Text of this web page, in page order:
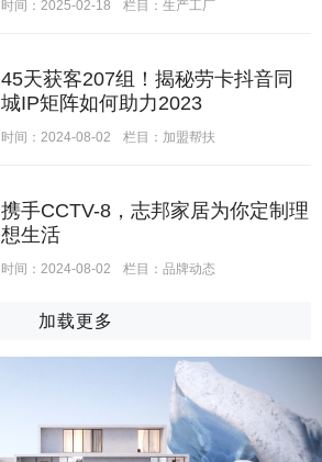
时间：2025-02-18 栏目： 生产工厂
45天获客207组！揭秘劳卡抖音同
城IP矩阵如何助力2023
时间：2024-08-02 栏目： 加盟帮扶
携手CCTV-8，志邦家居为你定制理
想生活
时间：2024-08-02 栏目： 品牌动态
加载更多